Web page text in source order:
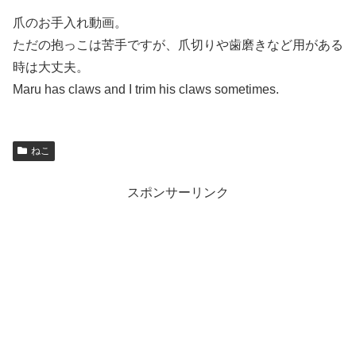
爪のお手入れ動画。
ただの抱っこは苦手ですが、爪切りや歯磨きなど用がある
時は大丈夫。
Maru has claws and I trim his claws sometimes.
ねこ
スポンサーリンク